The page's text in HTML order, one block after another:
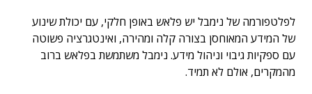
לפלטפורמה של נימבל יש פלאש באופן חלקי, עם יכולת שינוע
של המידע המאוחסן בצורה קלה ומהירה, ואינטגרציה פשוטה
עם ספקיות גיבוי וניהול מידע. נימבל משתמשת בפלאש ברוב
מהמקרים, אולם לא תמיד.